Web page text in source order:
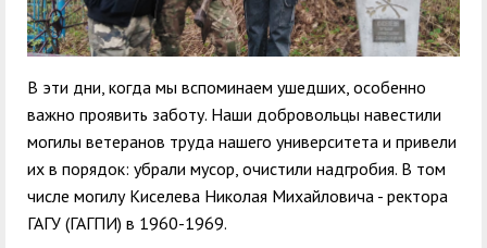
В эти дни, когда мы вспоминаем ушедших, особенно
важно проявить заботу. Наши добровольцы навестили
могилы ветеранов труда нашего университета и привели
их в порядок: убрали мусор, очистили надгробия. В том
числе могилу Киселева Николая Михайловича - ректора
ГАГУ (ГАГПИ) в 1960-1969.